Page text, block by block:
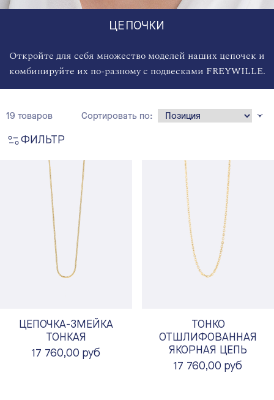
ЦЕПОЧКИ
Откройте для себя множество моделей наших цепочек и
комбинируйте их по-разному с подвесками FREYWILLE.
ФИЛЬТР
ЦЕПОЧКА-ЗМЕЙКА
ТОНКАЯ
17 760,00 руб
ТОНКО
ОТШЛИФОВАННАЯ
ЯКОРНАЯ ЦЕПЬ
17 760,00 руб
19 товаров Сортировать по: